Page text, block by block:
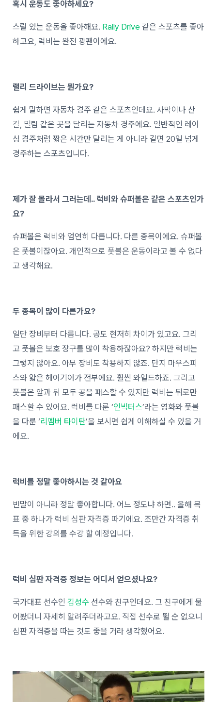
혹시 운동도 좋아하세요?
스릴 있는 운동을 좋아해요. Rally Drive 같은 스포츠를 좋아
하고요, 럭비는 완전 광팬이에요.
랠리 드라이브는 뭔가요?
쉽게 말하면 자동차 경주 같은 스포츠인데요. 사막이나 산
길, 밀림 같은 곳을 달리는 자동차 경주에요. 일반적인 레이
싱 경주처럼 짧은 시간만 달리는 게 아니라 길면 20일 넘게
경주하는 스포츠입니다.
제가 잘 몰라서 그러는데.. 럭비와 슈퍼볼은 같은 스포츠인가
요?
슈퍼볼은 럭비와 엄연히 다릅니다. 다른 종목이에요. 슈퍼볼
은 풋볼이잖아요. 개인적으로 풋볼은 운동이라고 볼 수 없다
고 생각해요.
두 종목이 많이 다른가요?
일단 장비부터 다릅니다. 공도 현저히 차이가 있고요. 그리
고 풋볼은 보호 장구를 많이 착용하잖아요? 하지만 럭비는
그렇지 않아요. 아무 장비도 착용하지 않죠. 단지 마우스피
스와 얇은 헤어기어가 전부에요. 훨씬 와일드하죠. 그리고
풋볼은 앞과 뒤 모두 공을 패스할 수 있지만 럭비는 뒤로만
패스할 수 있어요. 럭비를 다룬 ‘인빅터스’라는 영화와 풋볼
을 다룬 ‘리멤버 타이탄’을 보시면 쉽게 이해하실 수 있을 거
에요.
럭비를 정말 좋아하시는 것 같아요
빈말이 아니라 정말 좋아합니다. 어느 정도냐 하면.. 올해 목
표 중 하나가 럭비 심판 자격증 따기에요. 조만간 자격증 취
득을 위한 강의를 수강 할 예정입니다.
럭비 심판 자격증 정보는 어디서 얻으셨나요?
국가대표 선수인김성수 선수와 친구인데요. 그 친구에게 물
어봤더니 자세히 알려주더라고요. 직접 선수로 뛸 순 없으니
심판 자격증을 따는 것도 좋을 거라 생각했어요.